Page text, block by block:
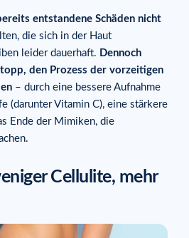
entstandene Schäden nicht
die sich in der Haut
leider dauerhaft. Dennoch
den Prozess der vorzeitigen
– durch eine bessere Aufnahme
(darunter Vitamin C), eine stärkere
Ende der Mimiken, die
Cellulite, mehr